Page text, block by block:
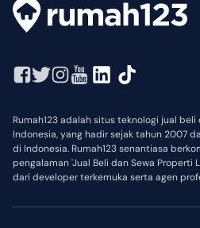
Rumah123 adalah situs teknologi jual
Indonesia, yang hadir sejak tahun 2007
di Indonesia. Rumah123 senantiasa
pengalaman 'Jual Beli dan Sewa Properti
dari developer terkemuka serta agen